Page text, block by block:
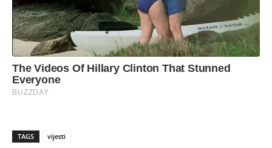
TAGS vijesti